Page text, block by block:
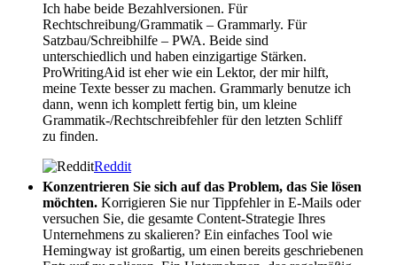
Ich habe beide Bezahlversionen. Für
Rechtschreibung/Grammatik – Grammarly. Für
Satzbau/Schreibhilfe – PWA. Beide sind
unterschiedlich und haben einzigartige Stärken.
ProWritingAid ist eher wie ein Lektor, der mir hilft,
meine Texte besser zu machen. Grammarly benutze ich
dann, wenn ich komplett fertig bin, um kleine
Grammatik-/Rechtschreibfehler für den letzten Schliff
zu finden.
Reddit
Konzentrieren Sie sich auf das Problem, das Sie lösen
möchten. Korrigieren Sie nur Tippfehler in E-Mails oder
versuchen Sie, die gesamte Content-Strategie Ihres
Unternehmens zu skalieren? Ein einfaches Tool wie
Hemingway ist großartig, um einen bereits geschriebenen